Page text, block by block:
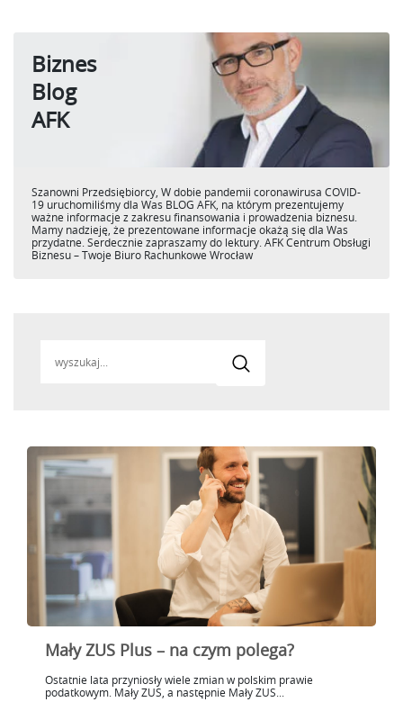
Biznes
Blog
AFK
Szanowni Przedsiębiorcy, W dobie pandemii coronawirusa COVID-
19 uruchomiliśmy dla Was BLOG AFK, na którym prezentujemy
ważne informacje z zakresu finansowania i prowadzenia biznesu.
Mamy nadzieję, że prezentowane informacje okażą się dla Was
przydatne. Serdecznie zapraszamy do lektury. AFK Centrum Obsługi
Biznesu – Twoje Biuro Rachunkowe Wrocław
for:
Mały ZUS Plus – na czym polega?
Ostatnie lata przyniosły wiele zmian w polskim prawie
podatkowym. Mały ZUS, a następnie Mały ZUS...